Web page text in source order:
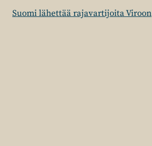
Suomi lähettää rajavartijoita Viroon